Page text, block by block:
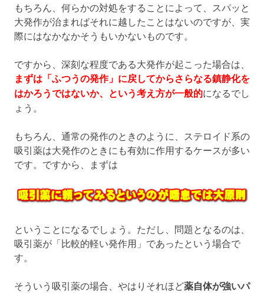
もちろん、何らかの対処をすることによって、スパッと
大発作が治まればそれに越したことはないのですが、実
際にはなかなかそうもいかないものです。
ですから、深刻な程度である大発作が起こった場合は、
まずは「ふつうの発作」に戻してからさらなる鎮静化を
はかろうではないか、という考え方が一般的になるでし
ょう。
もちろん、通常の発作のときのように、ステロイド系の
吸引薬は大発作のときにも有効に作用するケースが多い
です。ですから、まずは
ということになるでしょう。ただし、問題となるのは、
吸引薬が「比較的軽い発作用」であったという場合で
す。
そういう吸引薬の場合、やはりそれほど薬自体が強いパ